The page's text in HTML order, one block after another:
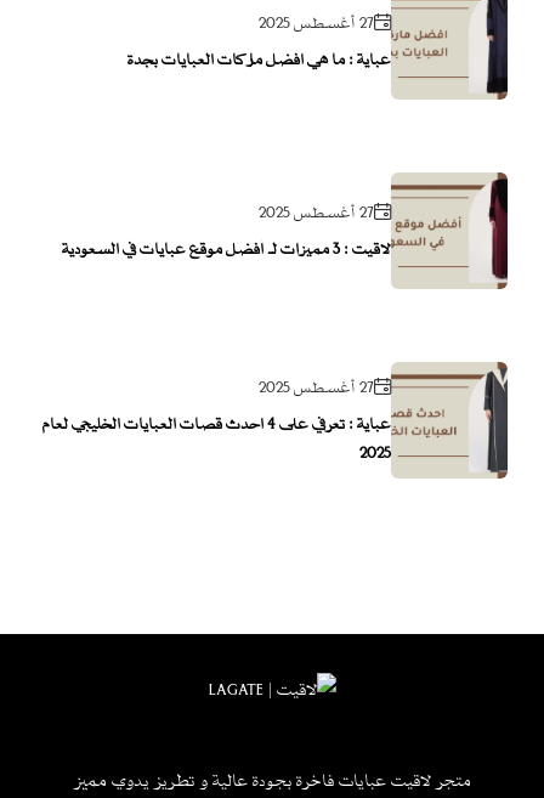
27 أغسطس 2025
عباية : ما هي افضل ماركات العبايات بجدة
27 أغسطس 2025
لاقيت : 3 مميزات لـ أفضل موقع عبايات في السعودية
27 أغسطس 2025
عباية : تعرفي على 4 احدث قصات العبايات الخليجي لعام
2025
متجر لاقيت عبايات فاخرة بجودة عالية و تطريز يدوي مميز